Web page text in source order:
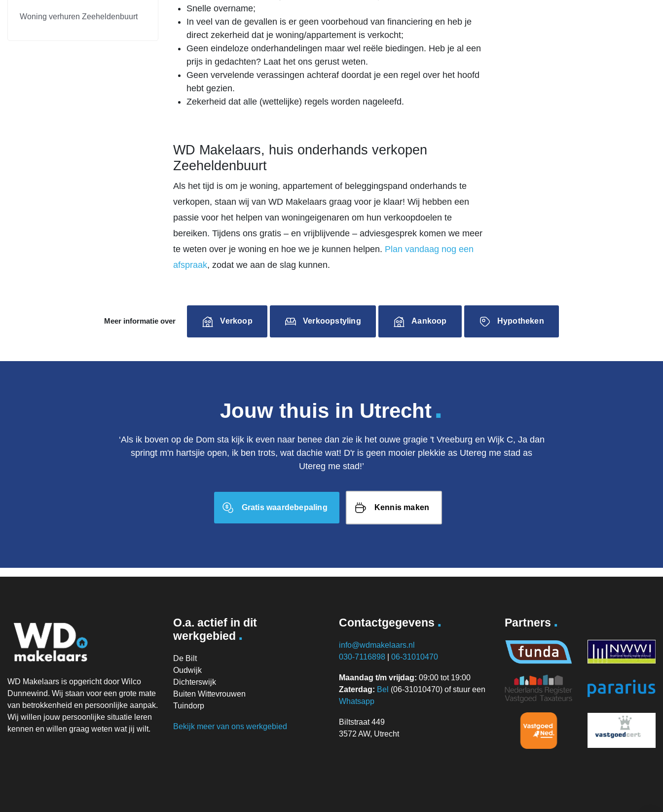
Woning verhuren Zeeheldenbuurt
Snelle overname;
In veel van de gevallen is er geen voorbehoud van financiering en heb je
direct zekerheid dat je woning/appartement is verkocht;
Geen eindeloze onderhandelingen maar wel reële biedingen. Heb je al een
prijs in gedachten? Laat het ons gerust weten.
Geen vervelende verassingen achteraf doordat je een regel over het hoofd
hebt gezien.
Zekerheid dat alle (wettelijke) regels worden nageleefd.
WD Makelaars, huis onderhands verkopen
Zeeheldenbuurt
Als het tijd is om je woning, appartement of beleggingspand onderhands te
verkopen, staan wij van WD Makelaars graag voor je klaar! Wij hebben een
passie voor het helpen van woningeigenaren om hun verkoopdoelen te
bereiken. Tijdens ons gratis – en vrijblijvende – adviesgesprek komen we meer
te weten over je woning en hoe we je kunnen helpen. Plan vandaag nog een
afspraak, zodat we aan de slag kunnen.
Meer informatie over Verkoop Verkoopstyling Aankoop Hypotheken
Jouw thuis in Utrecht.
‘Als ik boven op de Dom sta kijk ik even naar benee dan zie ik het ouwe gragie 't Vreeburg en Wijk C, Ja dan
springt m'n hartsjie open, ik ben trots, wat dachie wat! D'r is geen mooier plekkie as Utereg me stad as
Utereg me stad!’
Gratis waardebepaling Kennis maken
WD Makelaars is opgericht door Wilco
Dunnewind. Wij staan voor een grote mate
van betrokkenheid en persoonlijke aanpak.
Wij willen jouw persoonlijke situatie leren
kennen en willen graag weten wat jij wilt.
O.a. actief in dit
werkgebied .
De Bilt
Oudwijk
Dichterswijk
Buiten Wittevrouwen
Tuindorp
Bekijk meer van ons werkgebied
Contactgegevens .
info@wdmakelaars.nl
030-7116898
06-31010470
Maandag t/m vrijdag: 09:00 tot 19:00
Zaterdag: Bel (06-31010470) of stuur een
Whatsapp
Biltstraat 449
3572 AW, Utrecht
Partners .